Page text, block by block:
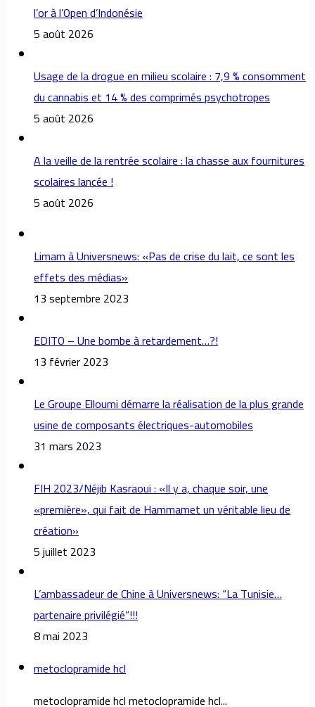
l’or à l’Open d’Indonésie
5 août 2026
Usage de la drogue en milieu scolaire : 7,9 % consomment
du cannabis et 14 % des comprimés psychotropes
5 août 2026
A la veille de la rentrée scolaire : la chasse aux fournitures
scolaires lancée !
5 août 2026
Limam à Universnews: «Pas de crise du lait, ce sont les
effets des médias»
13 septembre 2023
EDITO – Une bombe à retardement…?!
13 février 2023
Le Groupe Elloumi démarre la réalisation de la plus grande
usine de composants électriques-automobiles
31 mars 2023
FIH 2023/Néjib Kasraoui : «Il y a, chaque soir, une
«première», qui fait de Hammamet un véritable lieu de
création»
5 juillet 2023
L’ambassadeur de Chine à Universnews: “La Tunisie…
partenaire privilégié”!!!
8 mai 2023
metoclopramide hcl
metoclopramide hcl metoclopramide hcl...